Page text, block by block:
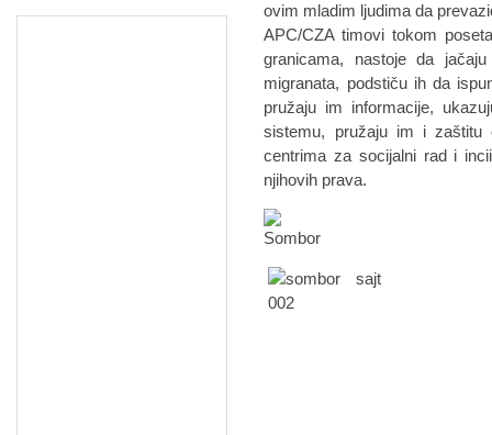
ovim mladim ljudima da
APC/CZA timovi tokom
granicama, nastoje da
migranata, podstiču ih da
pružaju im informacije,
sistemu, pružaju im i zaštitu
centrima za socijalni rad i
njihovih prava.